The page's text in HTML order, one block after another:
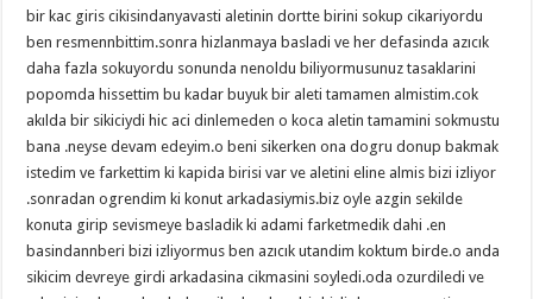
bir kac giris cikisindanyavasti aletinin dortte birini sokup cikariyordu
ben resmennbittim.sonra hizlanmaya basladi ve her defasinda azıcık
daha fazla sokuyordu sonunda nenoldu biliyormusunuz tasaklarini
popomda hissettim bu kadar buyuk bir aleti tamamen almistim.cok
akılda bir sikiciydi hic aci dinlemeden o koca aletin tamamini sokmustu
bana .neyse devam edeyim.o beni sikerken ona dogru donup bakmak
istedim ve farkettim ki kapida birisi var ve aletini eline almis bizi izliyor
.sonradan ogrendim ki konut arkadasiymis.biz oyle azgin sekilde
konuta girip sevismeye basladik ki adami farketmedik dahi .en
basindannberi bizi izliyormus ben azıcık utandim koktum birde.o anda
sikicim devreye girdi arkadasina cikmasini soyledi.oda ozurdiledi ve